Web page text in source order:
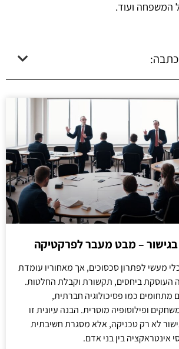
המשפחה ועוד.
בגישור – מבט מעבר לפרקטיקה
מעשי לפתרון סכסוכים, אך מאחוריו עומדת
העוסקת ביחסים, תקשורת וקבלת החלטות.
מתחומים כמו פסיכולוגיה חברתית,
ופילוסופיה מוסרית. הבנה עיונית זו
לא רק טכניקה, אלא מסגרת חשיבתית
אינטראקציה בין בני אדם.